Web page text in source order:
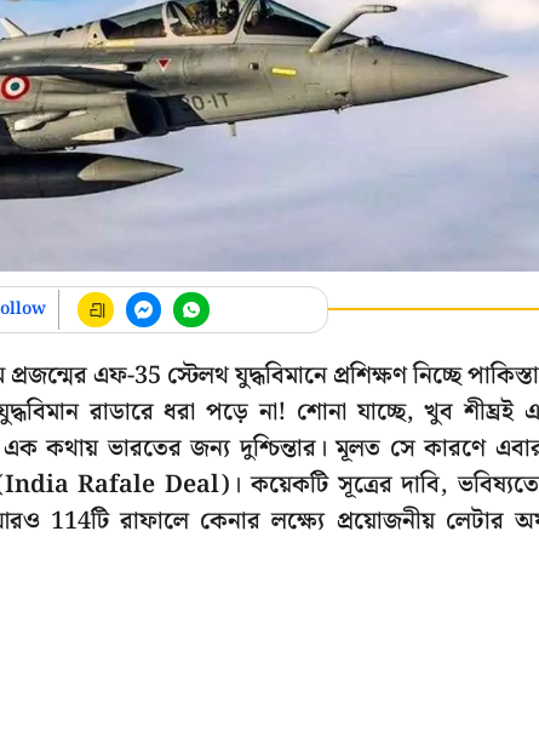
এফ-35 স্টেলথ যুদ্ধবিমানে প্রশিক্ষণ নিচ্ছে
রাডারে ধরা পড়ে না! শোনা যাচ্ছে, খুব শীঘ্রই
এক কথায় ভারতের জন্য দুশ্চিন্তার। মূলত সে কারণে
(India Rafale Deal)। কয়েকটি সূত্রের দাবি,
114টি রাফালে কেনার লক্ষ্যে প্রয়োজনীয় লেটার